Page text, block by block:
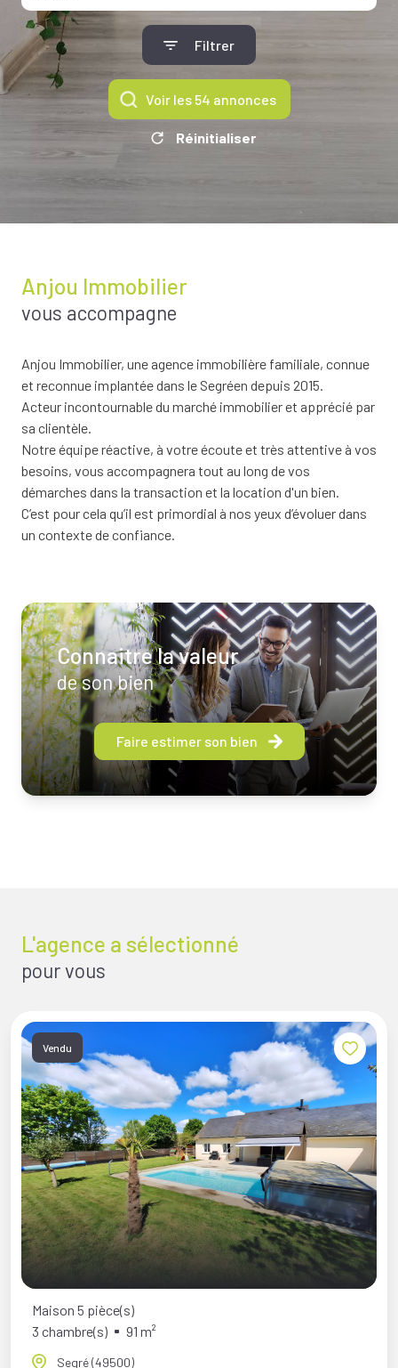
Filtrer
Voir les 54 annonces
Réinitialiser
Connaitre la valeur
de son bien
Faire estimer son bien
Anjou Immobilier
vous accompagne
Anjou Immobilier, une agence immobilière familiale, connue
et reconnue implantée dans le Segréen depuis 2015.
Acteur incontournable du marché immobilier et apprécié par
sa clientèle.
Notre équipe réactive, à votre écoute et très attentive à vos
besoins, vous accompagnera tout au long de vos
démarches dans la transaction et la location d'un bien.
C’est pour cela qu’il est primordial à nos yeux d’évoluer dans
un contexte de confiance.
L'agence a sélectionné
pour vous
Vendu
Maison 5 pièce(s)
3 chambre(s)
91 m²
Segré (49500)